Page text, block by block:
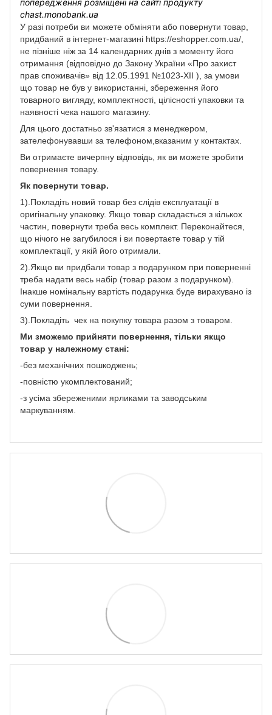
chast.monobank.ua
У разі потреби ви можете обміняти або повернути товар,
придбаний в інтернет-магазині https://eshopper.com.ua/,
не пізніше ніж за 14 календарних днів з моменту його
отримання (відповідно до Закону України «Про захист
прав споживачів» від 12.05.1991 №1023-XII ), за умови
що товар не був у використанні, збереження його
товарного вигляду, комплектності, цілісності упаковки та
наявності чека нашого магазину.
Для цього достатньо зв'язатися з менеджером,
зателефонувавши за телефоном,вказаним у контактах.
Ви отримаєте вичерпну відповідь, як ви можете зробити
повернення товару.
Як повернути товар.
1).Покладіть новий товар без слідів експлуатації в
оригінальну упаковку. Якщо товар складається з кількох
частин, повернути треба весь комплект. Переконайтеся,
що нічого не загубилося і ви повертаєте товар у тій
комплектації, у якій його отримали.
2).Якщо ви придбали товар з подарунком при поверненні
треба надати весь набір (товар разом з подарунком).
Інакше номінальну вартість подарунка буде вирахувано із
суми повернення.
3).Покладіть чек на покупку товара разом з товаром.
Ми зможемо прийняти повернення, тільки якщо
товар у належному стані:
-без механічних пошкоджень;
-повністю укомплектований;
-з усіма збереженими ярликами та заводським
маркуванням.